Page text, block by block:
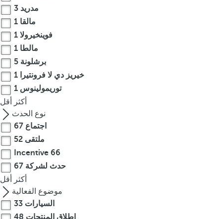
n
t
e
r
n
g
t
h
r
e
e
o
r
o
e
c
مدريد 3
مالقا 1
فوينخيرولا 1
مالطا 1
برشلونة 5
خيريز دي لا فرونتيرا 1
توريمولينوس 1
أكثر
أقل
نوع الحدث
اجتماع 67
ملتقى 52
Incentive 66
حدث لشركة 67
أكثر
أقل
موضوع الفعالية
السيارات 33
إطلاق المنتجات 48